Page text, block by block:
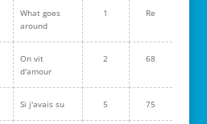
What goes
around
1 Re
On vit
d'amour
2 68
Si j'avais su 5 75